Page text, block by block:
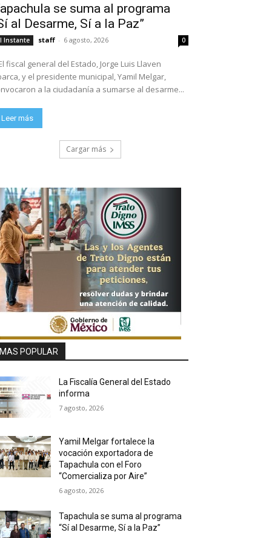
se suma al programa
al Desarme, Sí a la Paz”
Instante staff - 6 agosto, 2026 0
fiscal general del Estado, Jorge Luis Llaven
y el presidente municipal, Yamil Melgar,
a la ciudadanía a sumarse al desarme...
Leer más
Cargar más
MAS POPULAR
La Fiscalía General del Estado
informa
7 agosto, 2026
Yamil Melgar fortalece la
vocación exportadora de
Tapachula con el Foro
“Comercializa por Aire”
6 agosto, 2026
Tapachula se suma al programa
“Sí al Desarme, Sí a la Paz”